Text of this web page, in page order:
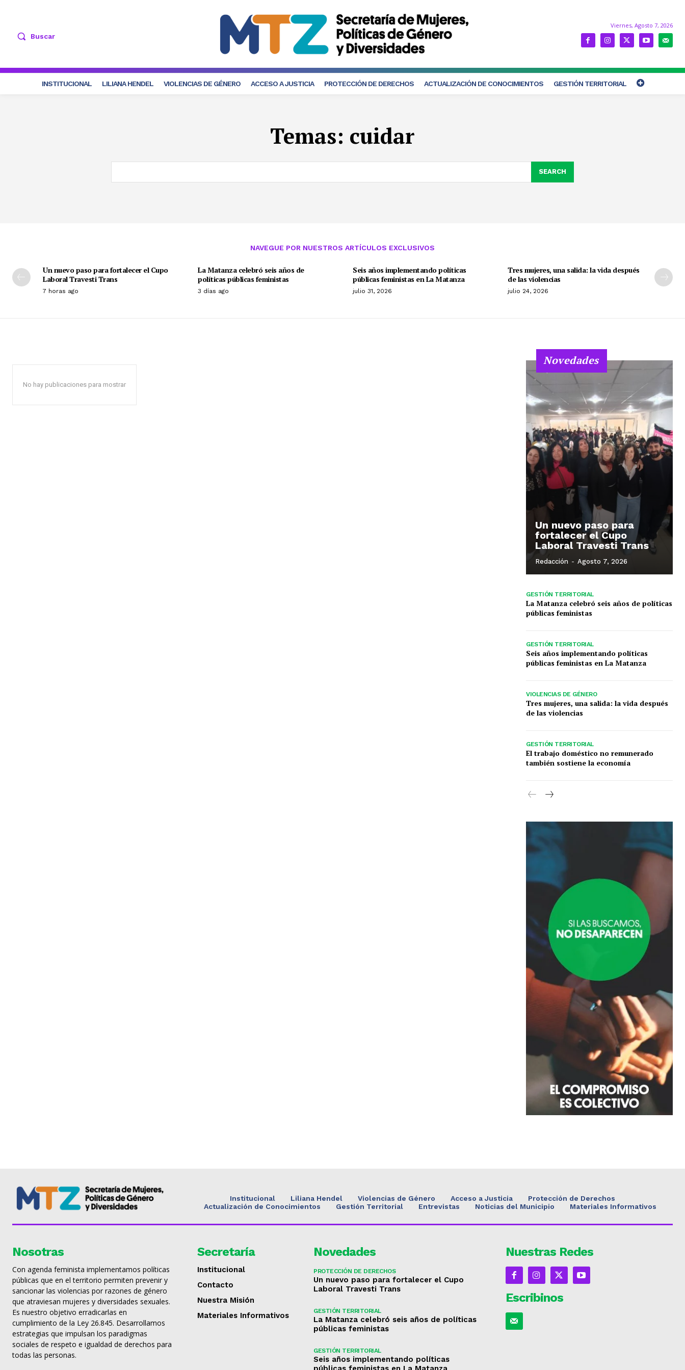
Buscar
Viernes, Agosto 7, 2026
INSTITUCIONAL LILIANA HENDEL VIOLENCIAS DE GÉNERO ACCESO A JUSTICIA PROTECCIÓN DE DERECHOS ACTUALIZACIÓN DE CONOCIMIENTOS GESTIÓN TERRITORIAL
Temas: cuidar
SEARCH
NAVEGUE POR NUESTROS ARTÍCULOS EXCLUSIVOS
Un nuevo paso para fortalecer el Cupo
Laboral Travesti Trans
7 horas ago
La Matanza celebró seis años de
políticas públicas feministas
3 días ago
Seis años implementando políticas
públicas feministas en La Matanza
julio 31, 2026
Tres mujeres, una salida: la vida después
de las violencias
julio 24, 2026
No hay publicaciones para mostrar
Novedades
Un nuevo paso para
fortalecer el Cupo
Laboral Travesti Trans
Redacción - Agosto 7, 2026
GESTIÓN TERRITORIAL
La Matanza celebró seis años de políticas
públicas feministas
GESTIÓN TERRITORIAL
Seis años implementando políticas
públicas feministas en La Matanza
VIOLENCIAS DE GÉNERO
Tres mujeres, una salida: la vida después
de las violencias
GESTIÓN TERRITORIAL
El trabajo doméstico no remunerado
también sostiene la economía
Institucional Liliana Hendel Violencias de Género Acceso a Justicia
Protección de Derechos
Actualización de Conocimientos
Gestión Territorial Entrevistas Noticias del Municipio Materiales Informativos
Nosotras
Con agenda feminista implementamos políticas
públicas que en el territorio permiten prevenir y
sancionar las violencias por razones de género
que atraviesan mujeres y diversidades sexuales.
Es nuestro objetivo erradicarlas en
cumplimiento de la Ley 26.845. Desarrollamos
estrategias que impulsan los paradigmas
sociales de respeto e igualdad de derechos para
todas las personas.
Secretaría
Institucional
Contacto
Nuestra Misión
Materiales Informativos
Novedades
PROTECCIÓN DE DERECHOS
Un nuevo paso para fortalecer el Cupo
Laboral Travesti Trans
GESTIÓN TERRITORIAL
La Matanza celebró seis años de políticas
públicas feministas
GESTIÓN TERRITORIAL
Seis años implementando políticas
Nuestras Redes
Escribinos